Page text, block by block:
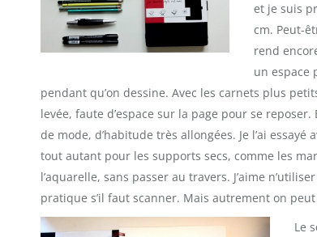
et je suis
cm. Peut-
rend
un espace
pendant qu’on dessine. Avec les carnets plus
levée, faute d’espace sur la page pour se
de mode, d’habitude très allongées. Je l’ai
tout autant pour les supports secs, comme les
l’aquarelle, sans passer au travers. J’aime
pratique s’il faut scanner. Mais autrement on
Le